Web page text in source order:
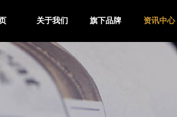
关于我们 旗下品牌 资讯中心